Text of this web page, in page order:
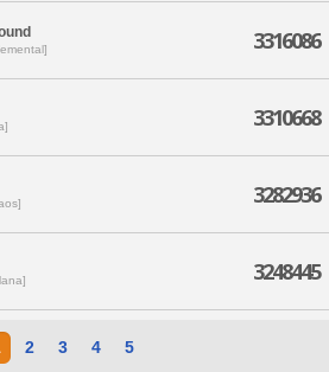
3316086
3310668
3282936
3248445
2 3 4 5